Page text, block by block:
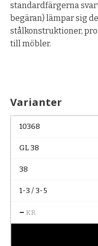
standardfärgerna
begäran) lämpar sig
stålkonstruktioner,
till möbler.
Varianter
10368
GL 38
38
1-3 / 3-5
– KR